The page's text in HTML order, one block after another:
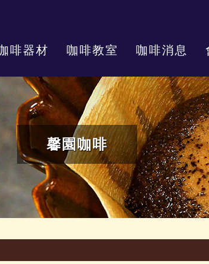
啡器材 咖啡教室 咖啡消息
馨園咖啡